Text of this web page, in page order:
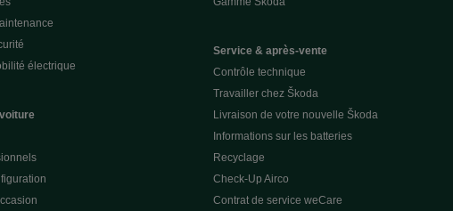
électrique
Service & après-vente
Contrôle technique
Travailler chez Škoda
Livraison de votre nouvelle Škoda
Informations sur les batteries
Recyclage
Check-Up Airco
Contrat de service weCare